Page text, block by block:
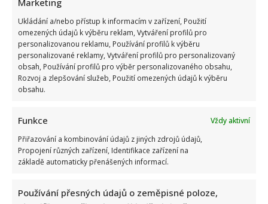
Marketing
Ukládání a/nebo přístup k informacím v zařízení, Použití
omezených údajů k výběru reklam, Vytváření profilů pro
personalizovanou reklamu, Používání profilů k výběru
personalizované reklamy, Vytváření profilů pro personalizovaný
obsah, Používání profilů pro výběr personalizovaného obsahu,
Rozvoj a zlepšování služeb, Použití omezených údajů k výběru
obsahu.
Funkce
Vždy aktivní
Přiřazování a kombinování údajů z jiných zdrojů údajů,
Propojení různých zařízení, Identifikace zařízení na
základě automaticky přenášených informací.
Používání přesných údajů o zeměpisné poloze,